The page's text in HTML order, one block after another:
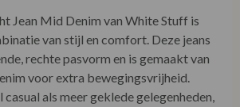
Jean Mid Denim van White Stuff is
van stijl en comfort. Deze jeans
rechte pasvorm en is gemaakt van
voor extra bewegingsvrijheid.
als meer geklede gelegenheden,